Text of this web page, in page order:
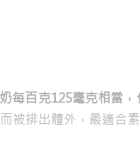
每百克125毫克相當
被排出體外，最適合